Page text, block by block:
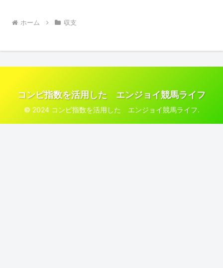
ホーム 収支
コンピ指数を活用した エンジョイ競馬ライフ
© 2024 コンピ指数を活用した エンジョイ競馬ライフ.